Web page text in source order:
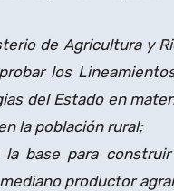
de Agricultura y
los
del Estado en
la población rural;
base para
productor